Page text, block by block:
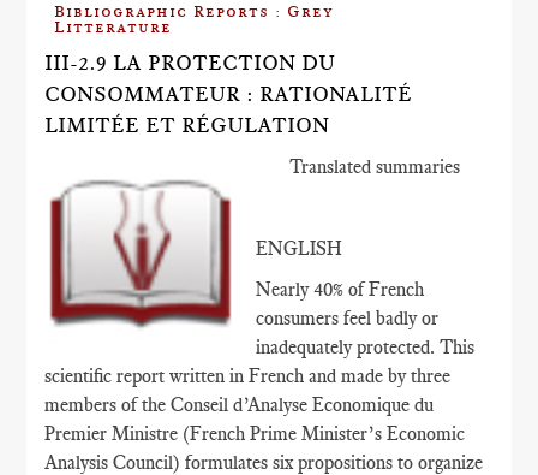
Bibliographic Reports : Grey
Litterature
III-2.9 LA PROTECTION DU
CONSOMMATEUR : RATIONALITÉ
LIMITÉE ET RÉGULATION
Translated summaries
ENGLISH
Nearly 40% of French
consumers feel badly or
inadequately protected. This
scientific report written in French and made by three
members of the Conseil d’Analyse Economique du
Premier Ministre (French Prime Minister’s Economic
Analysis Council) formulates six propositions to organize